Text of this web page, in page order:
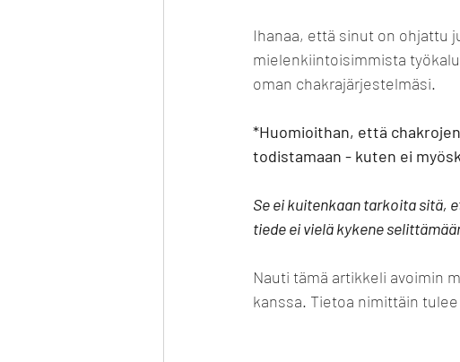
Ihanaa, että sinut on ohjattu
mielenkiintoisimmista
oman chakrajärjestelmäsi.
*Huomioithan, että
todistamaan - kuten ei
Se ei kuitenkaan tarkoita sitä,
tiede ei vielä kykene
Nauti tämä artikkeli avoimin
kanssa. Tietoa nimittäin